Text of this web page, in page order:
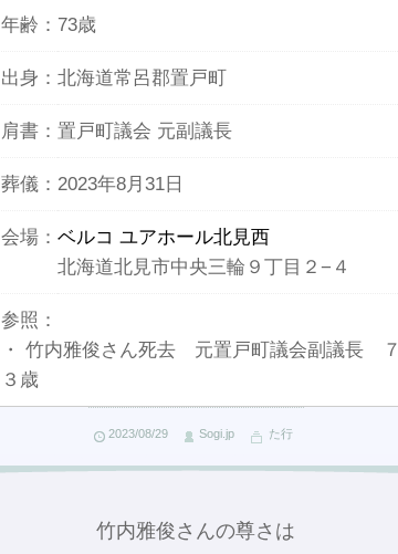
年齢： 73歳
出身： 北海道常呂郡置戸町
肩書： 置戸町議会 元副議長
葬儀： 2023年8月31日
会場： ベルコ ユアホール北見西
北海道北見市中央三輪９丁目２−４
参照：
・ 竹内雅俊さん死去 元置戸町議会副議長 ７
３歳
2023/08/29 Sogi.jp た行
竹内雅俊さんの尊さは